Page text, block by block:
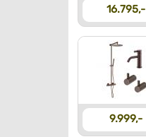
16.795,-
9.999,-